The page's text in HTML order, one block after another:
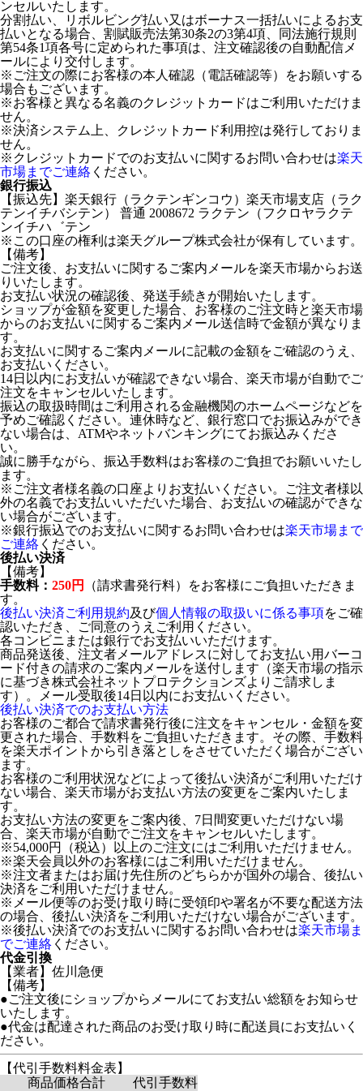
ンセルいたします。
分割払い、リボルビング払い又はボーナス一括払いによるお支
払いとなる場合、割賦販売法第30条2の3第4項、同法施行規則
第54条1項各号に定められた事項は、注文確認後の自動配信メ
ールにより交付します。
※ご注文の際にお客様の本人確認（電話確認等）をお願いする
場合もございます。
※お客様と異なる名義のクレジットカードはご利用いただけま
せん。
※決済システム上、クレジットカード利用控は発行しておりま
せん。
※クレジットカードでのお支払いに関するお問い合わせは楽天
市場までご連絡 ください。
銀行振込
【振込先】楽天銀行（ラクテンギンコウ）楽天市場支店（ラク
テンイチバシテン） 普通 2008672 ラクテン（フクロヤラクテ
ンイチハ゛テン
※この口座の権利は楽天グループ株式会社が保有しています。
【備考】
ご注文後、お支払いに関するご案内メールを楽天市場からお送
りいたします。
お支払い状況の確認後、発送手続きが開始いたします。
ショップが金額を変更した場合、お客様のご注文時と楽天市場
からのお支払いに関するご案内メール送信時で金額が異なりま
す。
お支払いに関するご案内メールに記載の金額をご確認のうえ、
お支払いください。
14日以内にお支払いが確認できない場合、楽天市場が自動でご
注文をキャンセルいたします。
振込の取扱時間はご利用される金融機関のホームページなどを
予めご確認ください。連休時など、銀行窓口でお振込みができ
ない場合は、ATMやネットバンキングにてお振込みくださ
い。
誠に勝手ながら、振込手数料はお客様のご負担でお願いいたし
ます。
※ご注文者様名義の口座よりお支払いください。ご注文者様以
外の名義でお支払いいただいた場合、お支払いの確認ができな
い場合がございます。
※銀行振込でのお支払いに関するお問い合わせは楽天市場まで
ご連絡 ください。
後払い決済
【備考】
手数料： 250円
（請求書発行料）をお客様にご負担いただきま
す。
後払い決済ご利用規約及び個人情報の取扱いに係る事項をご確
認いただき、ご同意のうえご利用ください。
各コンビニまたは銀行でお支払いいただけます。
商品発送後、注文者メールアドレスに対してお支払い用バーコ
ード付きの請求のご案内メールを送付します（楽天市場の指示
に基づき株式会社ネットプロテクションズよりご請求しま
す）。メール受取後14日以内にお支払いください。
後払い決済でのお支払い方法
お客様のご都合で請求書発行後に注文をキャンセル・金額を変
更された場合、手数料をご負担いただきます。その際、手数料
を楽天ポイントから引き落としをさせていただく場合がござい
ます。
お客様のご利用状況などによって後払い決済がご利用いただけ
ない場合、楽天市場がお支払い方法の変更をご案内いたしま
す。
お支払い方法の変更をご案内後、7日間変更いただけない場
合、楽天市場が自動でご注文をキャンセルいたします。
※54,000円（税込）以上のご注文にはご利用いただけません。
※楽天会員以外のお客様にはご利用いただけません。
※注文者またはお届け先住所のどちらかが国外の場合、後払い
決済をご利用いただけません。
※メール便等のお受け取り時に受領印や署名が不要な配送方法
の場合、後払い決済をご利用いただけない場合がございます。
※後払い決済でのお支払いに関するお問い合わせは楽天市場ま
でご連絡 ください。
代金引換
【業者】佐川急便
【備考】
●ご注文後にショップからメールにてお支払い総額をお知らせ
いたします。
●代金は配達された商品のお受け取り時に配送員にお支払いく
ださい。
【代引手数料料金表】
商品価格合計
代引手数料